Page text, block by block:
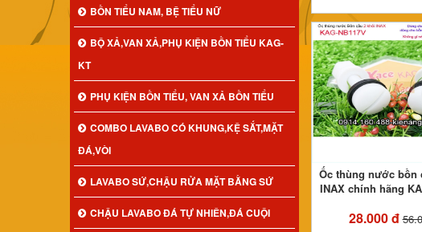
BỒN TIỂU NAM, BỆ TIỂU NỮ
BỘ XẢ,VAN XẢ,PHỤ KIỆN BỒN TIỂU KAG-
KT
PHỤ KIỆN BỒN TIỂU, VAN XẢ BỒN TIỂU
COMBO LAVABO CÓ KHUNG,KỆ SẮT,MẶT
ĐÁ,VÒI
LAVABO SỨ,CHẬU RỬA MẶT BẰNG SỨ
CHẬU LAVABO ĐÁ TỰ NHIÊN,ĐÁ CUỘI
Ốc thùng nước bồn
INAX chính hãng
28.000 đ